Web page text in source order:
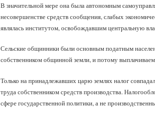
В значительной мере она была автономным
несовершенстве средств сообщения, слабых
являлась институтом, освобождавшим центральную
Сельские общинники были основным податным
собственником общинной земли, и потому
Только на принадлежавших царю землях налог
труда собственником средств производства.
сфере государственной политики, а не